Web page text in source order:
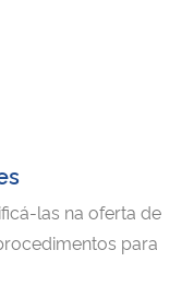
las na oferta de
para